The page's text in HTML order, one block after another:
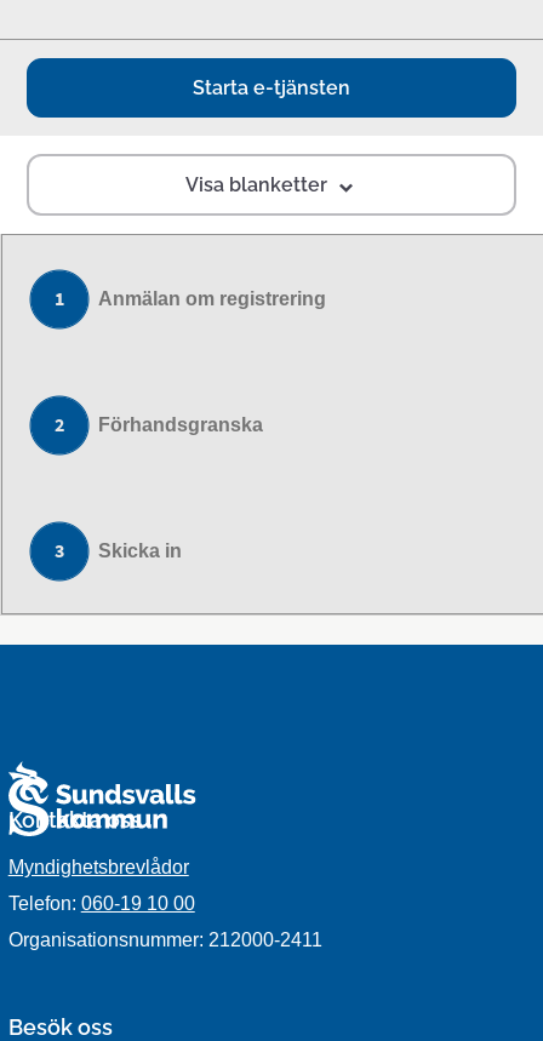
Starta e-tjänsten
Visa blanketter
Anmälan om registrering
Förhandsgranska
Skicka in
Kontakta oss
Myndighetsbrevlådor
Telefon: 060-19 10 00
Organisationsnummer: 212000-2411
Besök oss